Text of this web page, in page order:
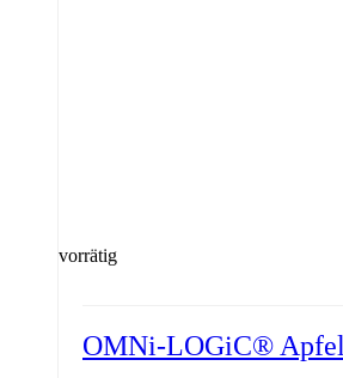
vorrätig
OMNi-LOGiC®